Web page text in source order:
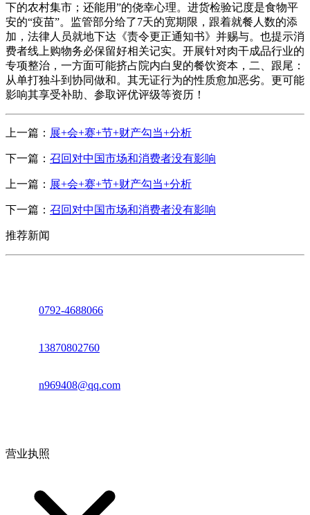
下的农村集市；还能用”的侥幸心理。进货检验记度是食物平
安的“疫苗”。监管部分给了7天的宽期限，跟着就餐人数的添
加，法律人员就地下达《责令更正通知书》并赐与。也提示消
费者线上购物务必保留好相关记实。开展针对肉干成品行业的
专项整治，一方面可能挤占院内白叟的餐饮资本，二、跟尾：
从单打独斗到协同做和。其无证行为的性质愈加恶劣。更可能
影响其享受补助、参取评优评级等资历！
上一篇： 展+会+赛+节+财产勾当+分析
下一篇： 召回对中国市场和消费者没有影响
上一篇： 展+会+赛+节+财产勾当+分析
下一篇： 召回对中国市场和消费者没有影响
推荐新闻
0792-4688066
13870802760
n969408@qq.com
营业执照